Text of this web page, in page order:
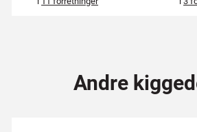
Andre